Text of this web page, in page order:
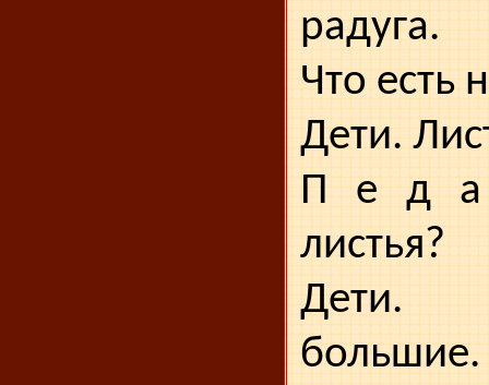
радуга.
Что есть
Дети.
П е д а
листья?
Дети.
большие.